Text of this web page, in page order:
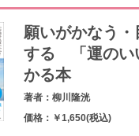
願いがかなう
する 「運のい
かる本
著者：柳川隆洸
価格：￥1,650(税込)